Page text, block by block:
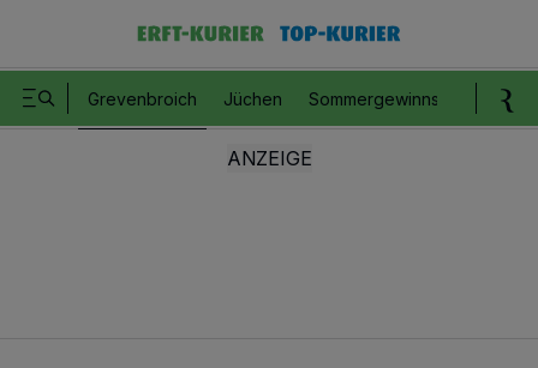
Grevenbroich Jüchen Sommergewinnspiel